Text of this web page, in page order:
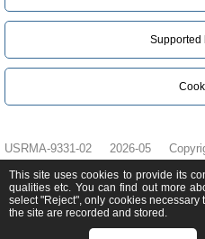
Supported
USRMA-9331-02 2026-05
This site uses cookies to provide its
qualities etc. You can find out more
select "Reject", only cookies
the site are recorded and stored.